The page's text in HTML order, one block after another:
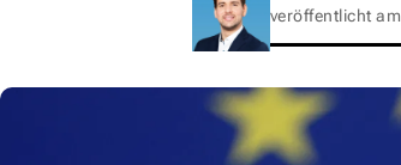
veröffentlicht am